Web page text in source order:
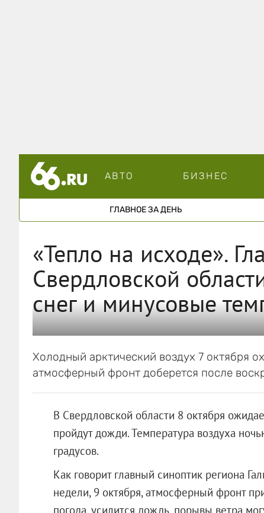
АВТО БИЗНЕС
ГЛАВНОЕ ЗА ДЕНЬ
«Тепло на исходе».
Свердловской
снег и минусовые
Холодный арктический воздух 7 октября
атмосферный фронт доберется после
В Свердловской области 8 октября
пройдут дожди. Температура воздуха
градусов.
Как говорит главный синоптик региона
недели, 9 октября, атмосферный фронт
погода, усилится дождь, порывы ветра